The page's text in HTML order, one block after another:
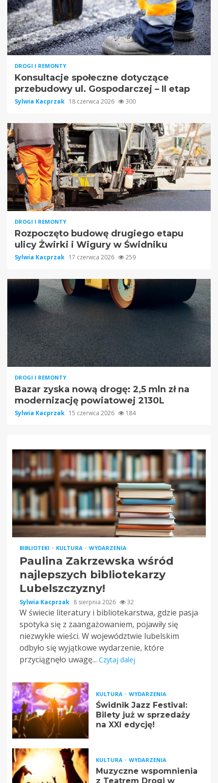
DROGI I REMONTY
Konsultacje społeczne dotyczące
przebudowy ul. Gospodarczej – II etap
Sylwia Kacprzak 18 czerwca 2026 300
DROGI I REMONTY
Rozpoczęto budowę drugiego etapu
ulicy Żwirki i Wigury w Świdniku
Sylwia Kacprzak 17 czerwca 2026 259
DROGI I REMONTY
Bazar zyska nową drogę: 2,5 mln zł na
modernizację powiatowej 2130L
Sylwia Kacprzak 15 czerwca 2026 184
BIBLIOTEKI KULTURA WYDARZENIA
Paulina Zakrzewska wśród
najlepszych bibliotekarzy
Lubelszczyzny!
Sylwia Kacprzak 8 sierpnia 2026 32
W świecie literatury i bibliotekarstwa, gdzie pasja
spotyka się z zaangażowaniem, pojawiły się
niezwykłe wieści. W województwie lubelskim
odbyło się wyjątkowe wydarzenie, które
przyciągnęło uwagę... Czytaj dalej
KULTURA WYDARZENIA
Świdnik Jazz Festival:
Bilety już w sprzedaży
na XXI edycję!
KULTURA WYDARZENIA
Muzyczne wspomnienia
z Teatrem Drogi w